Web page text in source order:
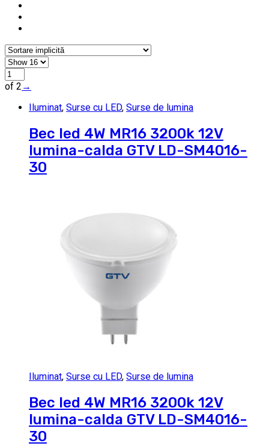
of 2 →
Iluminat, Surse cu LED, Surse de lumina
Bec led 4W MR16 3200k 12V
lumina-calda GTV LD-SM4016-
30
Iluminat, Surse cu LED, Surse de lumina
Bec led 4W MR16 3200k 12V
lumina-calda GTV LD-SM4016-
30